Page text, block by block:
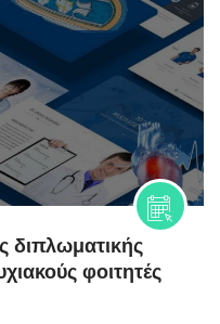
διπλωματικής
φοιτητές